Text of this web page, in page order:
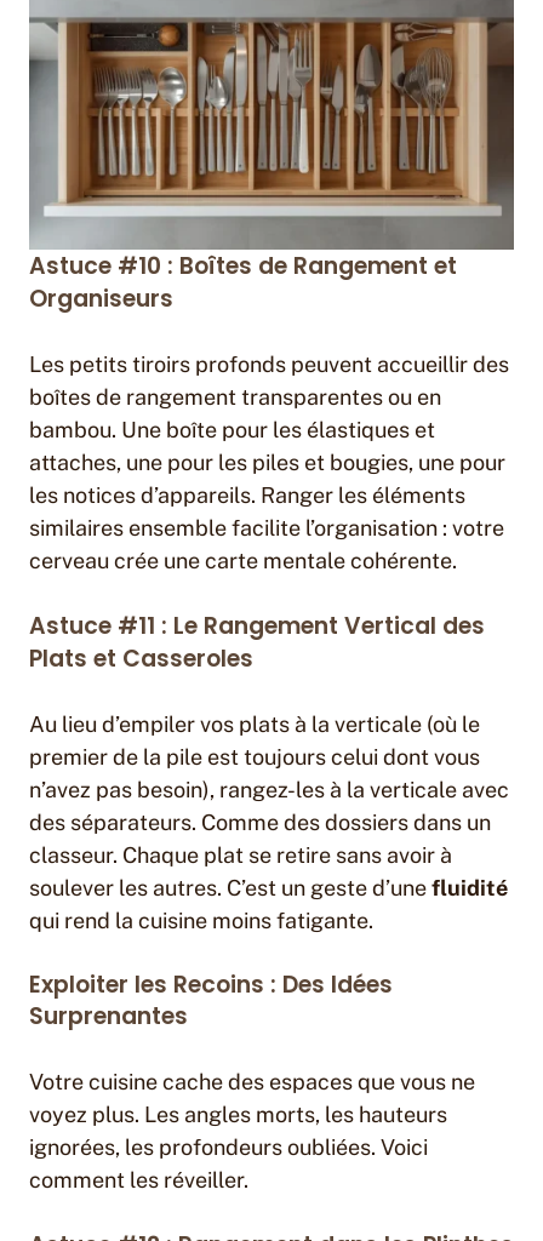
Astuce #10 : Boîtes de Rangement et
Organiseurs
Les petits tiroirs profonds peuvent accueillir des
boîtes de rangement transparentes ou en
bambou. Une boîte pour les élastiques et
attaches, une pour les piles et bougies, une pour
les notices d’appareils. Ranger les éléments
similaires ensemble facilite l’organisation : votre
cerveau crée une carte mentale cohérente.
Astuce #11 : Le Rangement Vertical des
Plats et Casseroles
Au lieu d’empiler vos plats à la verticale (où le
premier de la pile est toujours celui dont vous
n’avez pas besoin), rangez-les à la verticale avec
des séparateurs. Comme des dossiers dans un
classeur. Chaque plat se retire sans avoir à
soulever les autres. C’est un geste d’unefluidité
qui rend la cuisine moins fatigante.
Exploiter les Recoins : Des Idées
Surprenantes
Votre cuisine cache des espaces que vous ne
voyez plus. Les angles morts, les hauteurs
ignorées, les profondeurs oubliées. Voici
comment les réveiller.